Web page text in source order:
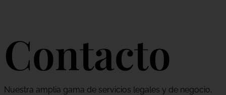
Contacto
Nuestra amplia gama de servicios legales y de negocio,